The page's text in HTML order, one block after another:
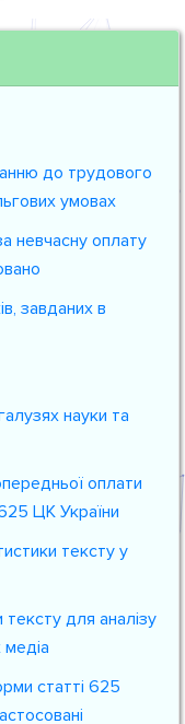
до трудового
умовах
невчасну оплату
завданих в
науки та
оплати
ЦК України
тексту у
для аналізу
медіа
статті 625